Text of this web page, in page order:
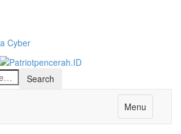
Cyber
Menu